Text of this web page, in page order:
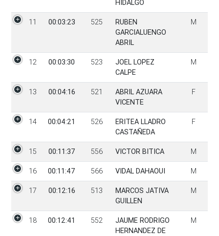
HIDALGO
11 00:03:23 525
RUBEN
GARCIALUENGO
ABRIL
M
12 00:03:30 523
JOEL LOPEZ
CALPE
M
13 00:04:16 521
ABRIL AZUARA
VICENTE
F
14 00:04:21 526
ERITEA LLADRO
CASTAÑEDA
F
15 00:11:37 556 VICTOR BITICA M
16 00:11:47 566 VIDAL DAHAOUI M
17 00:12:16 513
MARCOS JATIVA
GUILLEN
M
18 00:12:41 552
JAUME RODRIGO
HERNANDEZ DE
M